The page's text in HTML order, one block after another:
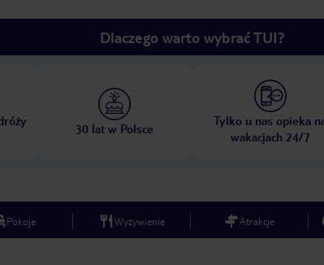
Dlaczego warto wybrać TUI?
30 lat w Polsce
Tylko u nas opieka
wakacjach 24/7
Pokoje Wyżywienie Atrakcje